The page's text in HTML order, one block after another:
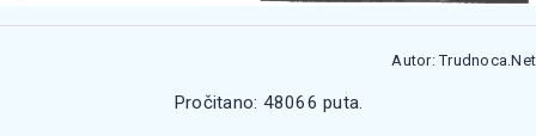
Autor: Trudnoca.Net
Pročitano: 48066 puta.